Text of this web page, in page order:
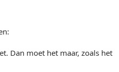
Dan moet het maar, zoals het